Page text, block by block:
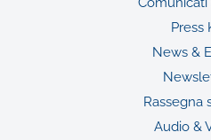
Press
News &
Rassegna
Audio &